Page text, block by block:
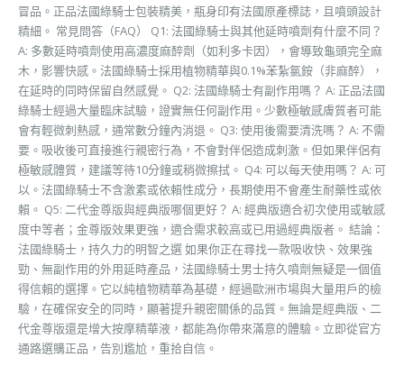
冒品。正品法國綠騎士包裝精美，瓶身印有法國原產標誌，且噴頭設計
精細。 常見問答（FAQ） Q1: 法國綠騎士與其他延時噴劑有什麼不同？
A: 多數延時噴劑使用高濃度麻醉劑（如利多卡因），會導致龜頭完全麻
木，影響快感。法國綠騎士採用植物精華與0.1%苯紮氯銨（非麻醉），
在延時的同時保留自然感覺。 Q2: 法國綠騎士有副作用嗎？ A: 正品法國
綠騎士經過大量臨床試驗，證實無任何副作用。少數極敏感膚質者可能
會有輕微刺熱感，通常數分鐘內消退。 Q3: 使用後需要清洗嗎？ A: 不需
要。吸收後可直接進行親密行為，不會對伴侶造成刺激。但如果伴侶有
極敏感體質，建議等待10分鐘或稍微擦拭。 Q4: 可以每天使用嗎？ A: 可
以。法國綠騎士不含激素或依賴性成分，長期使用不會產生耐藥性或依
賴。 Q5: 二代金尊版與經典版哪個更好？ A: 經典版適合初次使用或敏感
度中等者；金尊版效果更強，適合需求較高或已用過經典版者。 結論：
法國綠騎士，持久力的明智之選 如果你正在尋找一款吸收快、效果強
勁、無副作用的外用延時產品，法國綠騎士男士持久噴劑無疑是一個值
得信賴的選擇。它以純植物精華為基礎，經過歐洲市場與大量用戶的檢
驗，在確保安全的同時，顯著提升親密關係的品質。無論是經典版、二
代金尊版還是增大按摩精華液，都能為你帶來滿意的體驗。立即從官方
通路選購正品，告別尷尬，重拾自信。